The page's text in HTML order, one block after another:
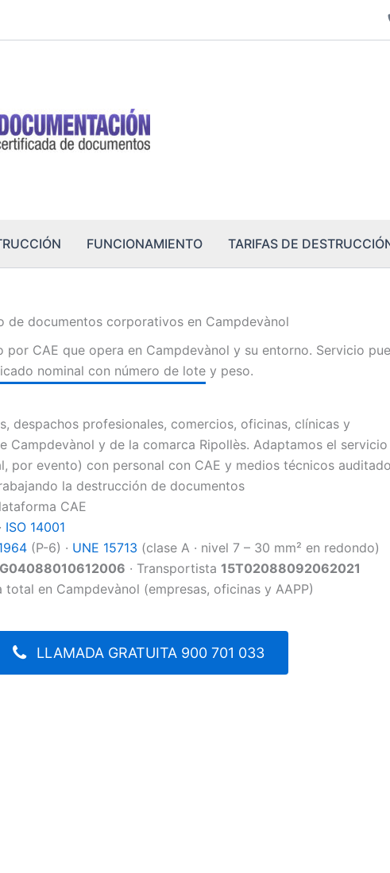
FUNCIONAMIENTO TARIFAS DE
de documentos corporativos en Campdevànol
por CAE que opera en Campdevànol y su entorno. Servicio
nominal con número de lote y peso.
despachos profesionales, comercios, oficinas, clínicas y
Campdevànol y de la comarca Ripollès. Adaptamos el servicio
por evento) con personal con CAE y medios técnicos
la destrucción de documentos
CAE
· ISO 14001
(P-6) · UNE 15713 (clase A · nivel 7 – 30 mm² en redondo)
· Transportista 15T02088092062021
total en Campdevànol (empresas, oficinas y AAPP)
LLAMADA GRATUITA 900 701 033